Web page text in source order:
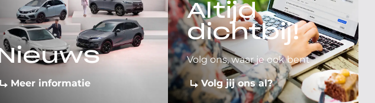
Nieuws
Meer informatie
Altijd
dichtbij!
Volg ons, waar je ook bent
Volg jij ons al?